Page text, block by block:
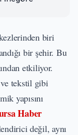
biri
bir şehir. Bu
etkiliyor.
tekstil gibi
yapısını
Haber
değil, aynı